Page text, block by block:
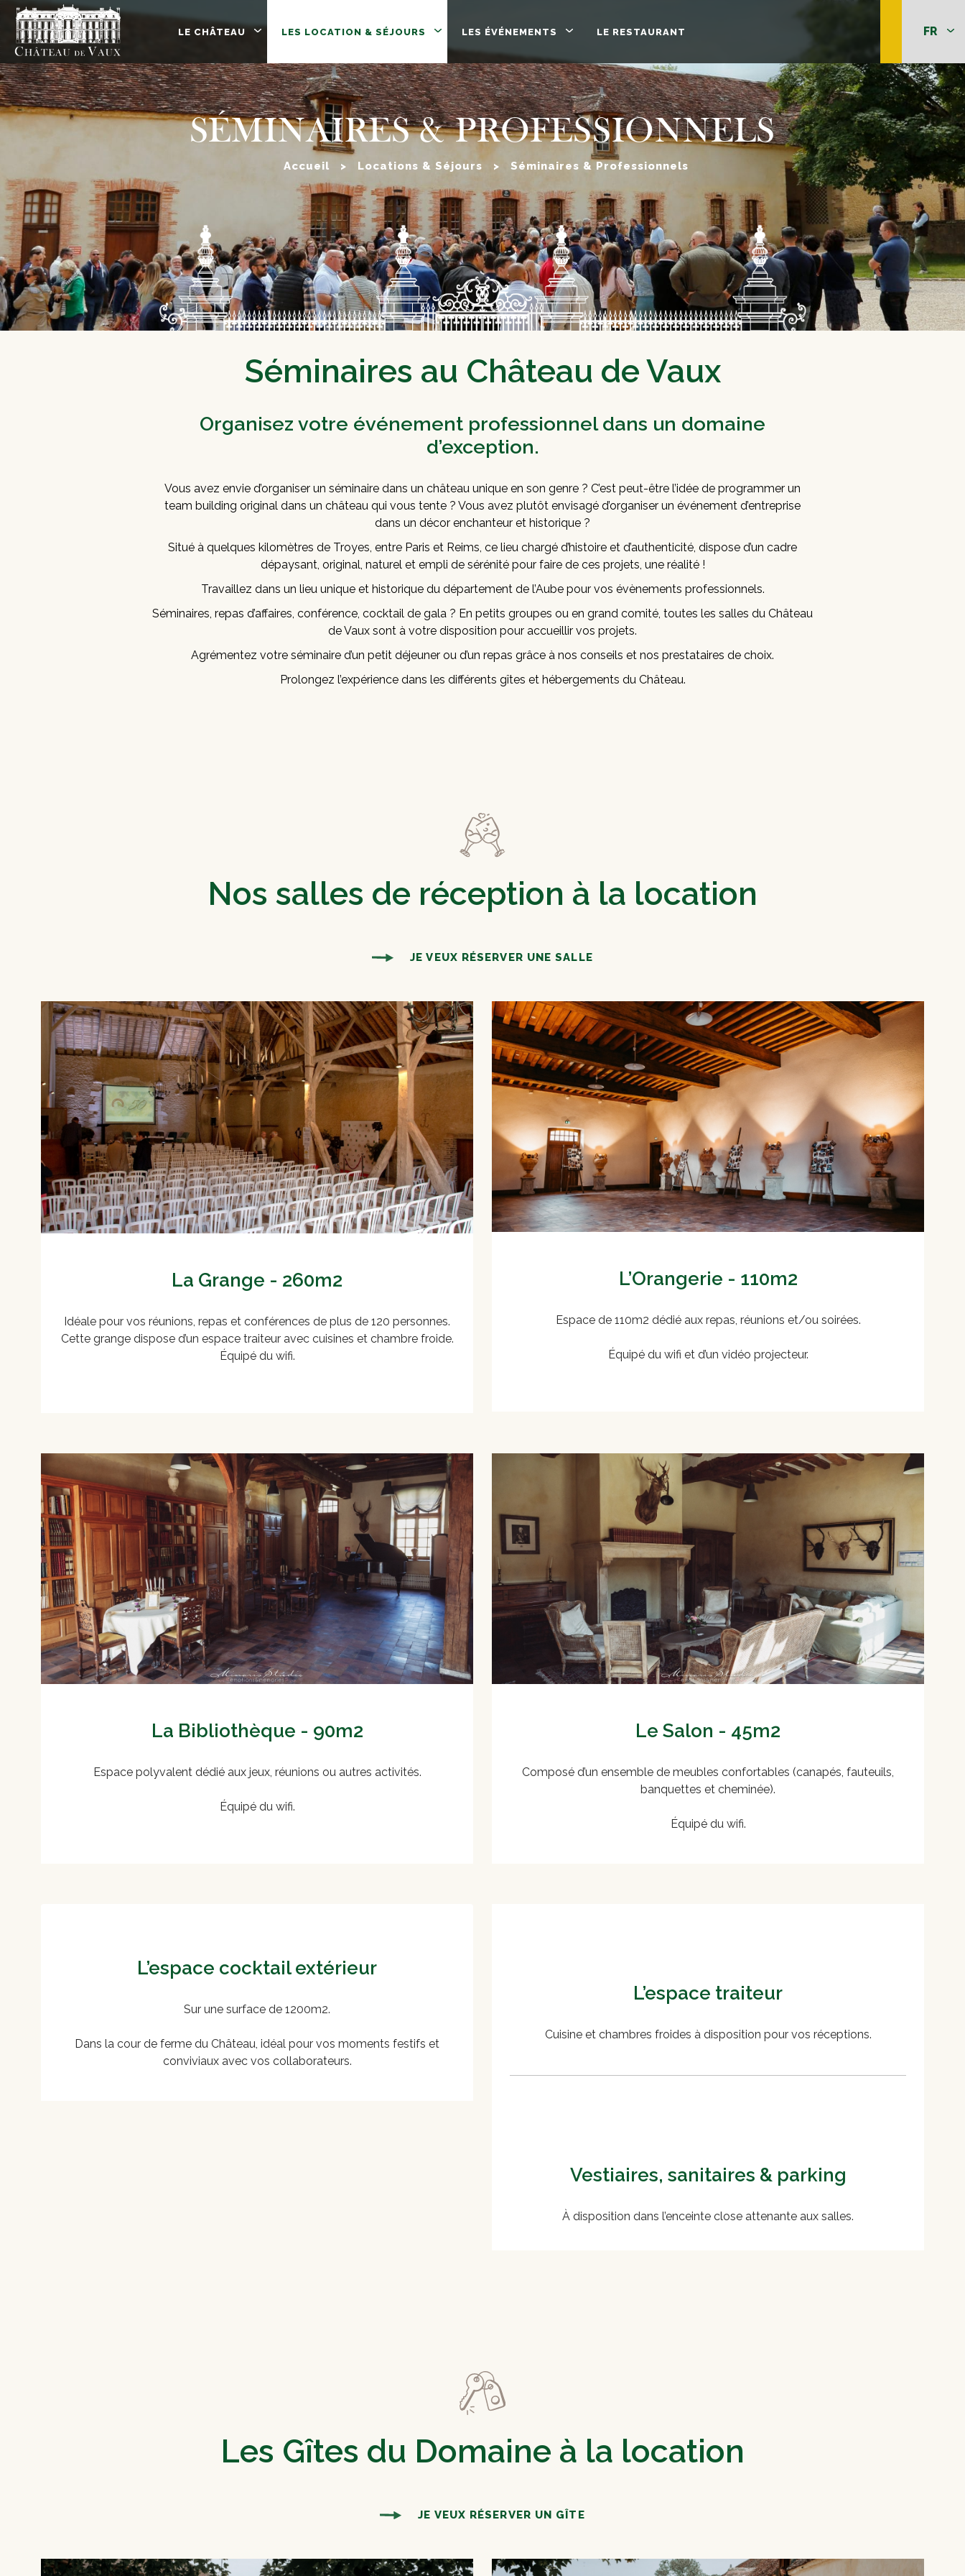
LE CHÂTEAU LES LOCATION & SÉJOURS LES ÉVÉNEMENTS LE RESTAURANT
SÉMINAIRES & PROFESSIONNELS
Accueil > Locations & Séjours > Séminaires & Professionnels
Séminaires au Château de Vaux
Organisez votre événement professionnel dans un domaine
d’exception.
Vous avez envie d’organiser un séminaire dans un château unique en son genre ? C’est peut-être l’idée de programmer un
team building original dans un château qui vous tente ? Vous avez plutôt envisagé d’organiser un événement d’entreprise
dans un décor enchanteur et historique ?
Situé à quelques kilomètres de Troyes, entre Paris et Reims, ce lieu chargé d’histoire et d’authenticité, dispose d’un cadre
dépaysant, original, naturel et empli de sérénité pour faire de ces projets, une réalité !
Travaillez dans un lieu unique et historique du département de l’Aube pour vos évènements professionnels.
Séminaires, repas d’affaires, conférence, cocktail de gala ? En petits groupes ou en grand comité, toutes les salles du Château
de Vaux sont à votre disposition pour accueillir vos projets.
Agrémentez votre séminaire d’un petit déjeuner ou d’un repas grâce à nos conseils et nos prestataires de choix.
Prolongez l’expérience dans les différents gîtes et hébergements du Château.
Nos salles de réception à la location
JE VEUX RÉSERVER UNE SALLE
La Grange - 260m2
Idéale pour vos réunions, repas et conférences de plus de 120 personnes.
Cette grange dispose d’un espace traiteur avec cuisines et chambre froide.
Équipé du wifi.
L’Orangerie - 110m2
Espace de 110m2 dédié aux repas, réunions et/ou soirées.
Équipé du wifi et d’un vidéo projecteur.
La Bibliothèque - 90m2
Espace polyvalent dédié aux jeux, réunions ou autres activités.
Équipé du wifi.
Le Salon - 45m2
Composé d’un ensemble de meubles confortables (canapés, fauteuils,
banquettes et cheminée).
Équipé du wifi.
L’espace cocktail extérieur
Sur une surface de 1200m2.
Dans la cour de ferme du Château, idéal pour vos moments festifs et
conviviaux avec vos collaborateurs.
L’espace traiteur
Cuisine et chambres froides à disposition pour vos réceptions.
Vestiaires, sanitaires & parking
À disposition dans l’enceinte close attenante aux salles.
Les Gîtes du Domaine à la location
JE VEUX RÉSERVER UN GÎTE